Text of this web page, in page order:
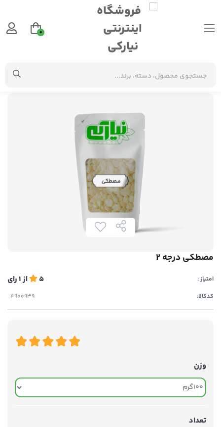
گیاهان دارویی مصطکی درجه 2
مصطکی درجه 2
امتیاز : 5 از1رای
کدکالا:
وزن
تعداد
0